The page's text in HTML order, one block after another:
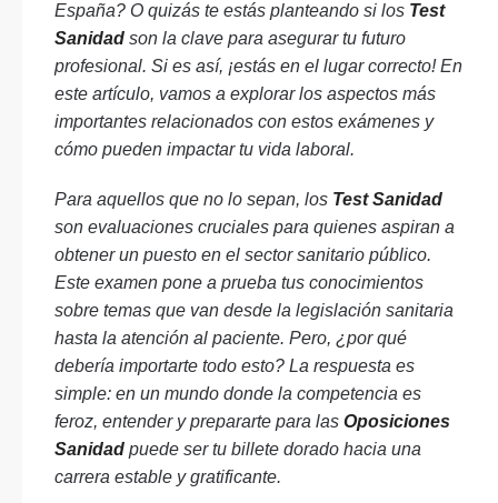
España? O quizás te estás planteando si los Test
Sanidad son la clave para asegurar tu futuro
profesional. Si es así, ¡estás en el lugar correcto! En
este artículo, vamos a explorar los aspectos más
importantes relacionados con estos exámenes y
cómo pueden impactar tu vida laboral.
Para aquellos que no lo sepan, los Test Sanidad
son evaluaciones cruciales para quienes aspiran a
obtener un puesto en el sector sanitario público.
Este examen pone a prueba tus conocimientos
sobre temas que van desde la legislación sanitaria
hasta la atención al paciente. Pero, ¿por qué
debería importarte todo esto? La respuesta es
simple: en un mundo donde la competencia es
feroz, entender y prepararte para las Oposiciones
Sanidad puede ser tu billete dorado hacia una
carrera estable y gratificante.